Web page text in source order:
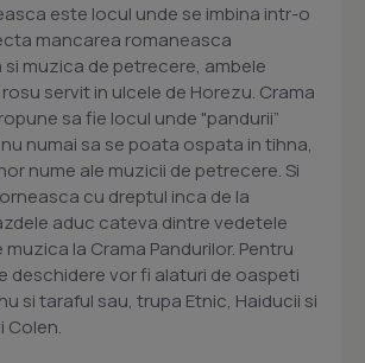
este locul unde se imbina intr-o
mancarea romaneasca
muzica de petrecere, ambele
servit in ulcele de Horezu. Crama
sa fie locul unde "pandurii”
numai sa se poata ospata in tihna,
nume ale muzicii de petrecere. Si
cu dreptul inca de la
aduc cateva dintre vedetele
la Crama Pandurilor. Pentru
deschidere vor fi alaturi de oaspeti
si taraful sau, trupa Etnic, Haiducii si
Colen.